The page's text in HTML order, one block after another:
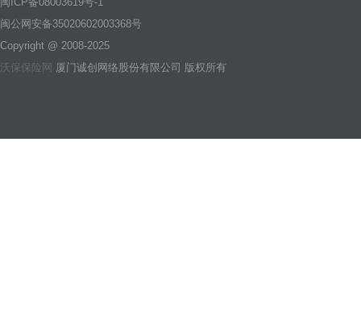
闽公网安备35020602003368号
Copyright @ 2008-2025
沃保保险网 厦门诚创网络股份有限公司 版权所有